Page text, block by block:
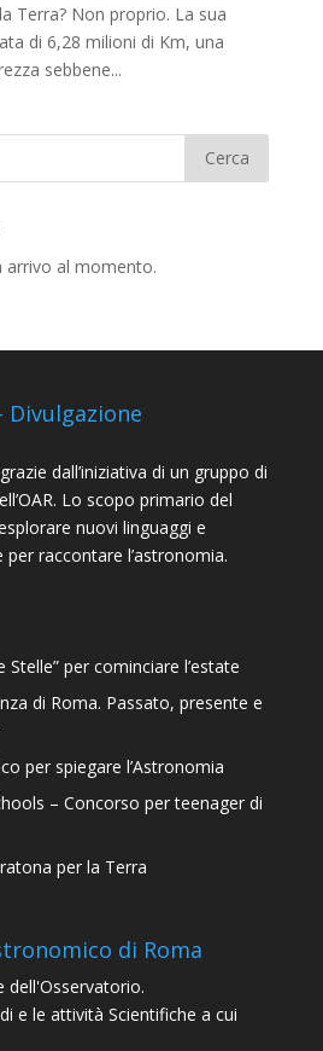
Terra? Non proprio. La sua
di 6,28 milioni di Km, una
sebbene...
arrivo al momento.
Divulgazione
dall’iniziativa di un gruppo di
Lo scopo primario del
nuovi linguaggi e
raccontare l’astronomia.
Stelle” per cominciare l’estate
di Roma. Passato, presente e
per spiegare l’Astronomia
– Concorso per teenager di
per la Terra
di Roma
dell'Osservatorio.
e le attività Scientifiche a cui